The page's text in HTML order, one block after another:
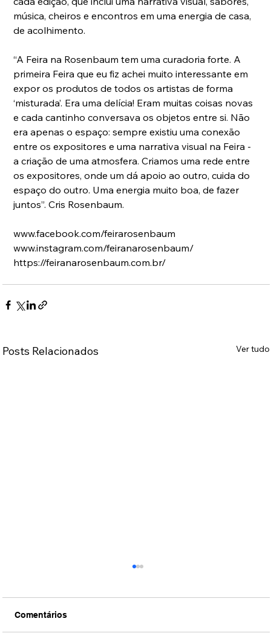
música, cheiros e encontros em uma energia de casa,
de acolhimento.
“A Feira na Rosenbaum tem uma curadoria forte. A
primeira Feira que eu fiz achei muito interessante em
expor os produtos de todos os artistas de forma
‘misturada’. Era uma delícia! Eram muitas coisas novas
e cada cantinho conversava os objetos entre si. Não
era apenas o espaço: sempre existiu uma conexão
entre os expositores e uma narrativa visual na Feira -
a criação de uma atmosfera. Criamos uma rede entre
os expositores, onde um dá apoio ao outro, cuida do
espaço do outro. Uma energia muito boa, de fazer
juntos”. Cris Rosenbaum.
www.facebook.com/feirarosenbaum
www.instagram.com/feiranarosenbaum/
https://feiranarosenbaum.com.br/
Posts Relacionados Ver tudo
Comentários